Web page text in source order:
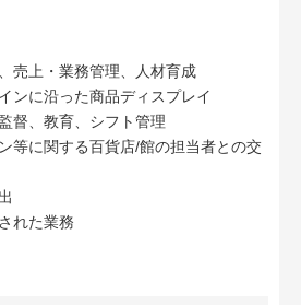
売上・業務管理、人材育成
ンに沿った商品ディスプレイ
督、教育、シフト管理
等に関する百貨店/館の担当者との交
れた業務